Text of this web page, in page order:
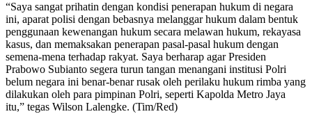
“Saya sangat prihatin dengan kondisi penerapan hukum di negara
ini, aparat polisi dengan bebasnya melanggar hukum dalam bentuk
penggunaan kewenangan hukum secara melawan hukum, rekayasa
kasus, dan memaksakan penerapan pasal-pasal hukum dengan
semena-mena terhadap rakyat. Saya berharap agar Presiden
Prabowo Subianto segera turun tangan menangani institusi Polri
belum negara ini benar-benar rusak oleh perilaku hukum rimba yang
dilakukan oleh para pimpinan Polri, seperti Kapolda Metro Jaya
itu,” tegas Wilson Lalengke. (Tim/Red)